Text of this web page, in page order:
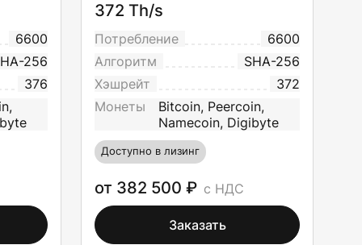
6600
256
376
372 Th/s
Потребление
6600
Алгоритм
SHA-256
Хэшрейт
372
Монеты
Bitcoin, Peercoin,
Namecoin, Digibyte
Доступно в лизинг
от 382 500 ₽ с НДС
Заказать